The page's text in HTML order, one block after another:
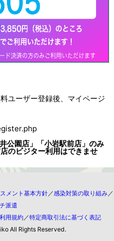
ユーザー登録後、マイページ
公園店」「小岩駅前店」のみ
のビジター利用はできませ
メント基本方針／感染対策の取り組み／
派遣
利用規約／特定商取引法に基づく表記
All Rights Reserved.